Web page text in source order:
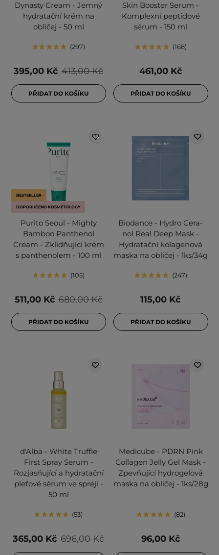
Dynasty Cream - Jemný
hydratační krém na
obličej - 50 ml
297
413,00 Kč
395,00 Kč
PŘIDAT DO KOŠÍKU
Skin Booster Serum -
Komplexní peptidové
sérum - 150 ml
168
461,00 Kč
PŘIDAT DO KOŠÍKU
BESTSELLER
DOPORUČENO KOSMETOLOGY
Purito Seoul - Mighty
Bamboo Panthenol
Cream - Zklidňující krém
s panthenolem - 100 ml
105
680,00 Kč
511,00 Kč
PŘIDAT DO KOŠÍKU
Biodance - Hydro Cera-
nol Real Deep Mask -
Hydratační kolagenová
maska na obličej - 1ks/34g
247
115,00 Kč
PŘIDAT DO KOŠÍKU
d'Alba - White Truffle
First Spray Serum -
Rozjasňující a hydratační
pleťové sérum ve spreji -
50 ml
53
696,00 Kč
365,00 Kč
Medicube - PDRN Pink
Collagen Jelly Gel Mask -
Zpevňující hydrogelová
maska na obličej - 1ks/28g
82
96,00 Kč